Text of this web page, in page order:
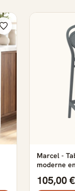
Marcel -
moderne
105,00 €